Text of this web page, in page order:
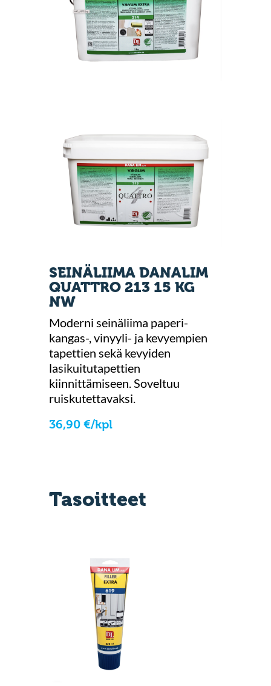
SEINÄLIIMA DANALIM
QUATTRO 213 15 KG
NW
Moderni seinäliima paperi-
kangas-, vinyyli- ja kevyempien
tapettien sekä kevyiden
lasikuitutapettien
kiinnittämiseen. Soveltuu
ruiskutettavaksi.
36,90 €/kpl
Tasoitteet